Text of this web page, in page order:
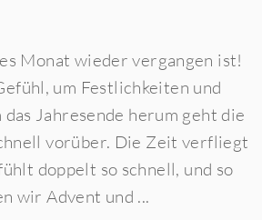
Monat wieder vergangen ist!
um Festlichkeiten und
Jahresende herum geht die
vorüber. Die Zeit verfliegt
doppelt so schnell, und so
wir Advent und ...